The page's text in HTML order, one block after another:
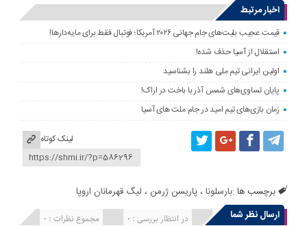
اخبار مرتبط
قیمت عجیب بلیت‌های جام جهانی ۲۰۲۶ آمریکا؛ فوتبال فقط برای مایه‌دارها!
استقلال از آسیا حذف شده!
اولین ایرانی تیم ملی هلند را بشناسید
پایان تساوی‌های شمس آذر با باخت در اراک!
زمان بازی‌های تیم امید در جام ملت های آسیا
لینک کوتاه
برچسب ها :بارسلونا ،پاریسن ژرمن ، لیگ قهرمانان اروپا
ارسال نظر شما
مجموع نظرات : 0 در انتظار بررسی : 0 انتشار یافته : 0